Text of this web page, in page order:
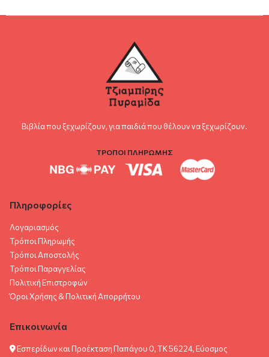
Βιβλία που ξεχωρίζουν, για παιδιά που θέλουν να ξεχωρίζουν.
ΤΡΟΠΟΙ ΠΛΗΡΩΜΗΣ
Πληροφορίες
Λογαριασμός
Τρόποι Πληρωμής
Τρόποι Αποστολής
Τρόποι Παραγγελίας
Πολιτική Επιστροφών
Όροι Χρήσης & Πολιτική Aπορρήτου
Επικοινωνία
Εσπερίδων και Προέκταση Παπάγου 0, ΤΚ 56224, Εύοσμος